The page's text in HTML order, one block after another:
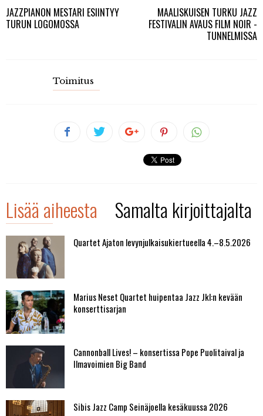
JAZZPIANON MESTARI ESIINTYY
TURUN LOGOMOSSA
MAALISKUISEN TURKU JAZZ
FESTIVALIN AVAUS FILM NOIR -
TUNNELMISSA
Toimitus
Lisää aiheesta Samalta kirjoittajalta
Quartet Ajaton levynjulkaisukiertueella 4.–8.5.2026
Marius Neset Quartet huipentaa Jazz Jkl:n kevään
konserttisarjan
Cannonball Lives! – konsertissa Pope Puolitaival ja
Ilmavoimien Big Band
Sibis Jazz Camp Seinäjoella kesäkuussa 2026